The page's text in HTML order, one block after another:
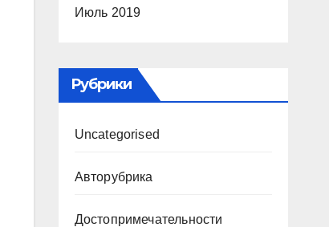
Июль 2019
Рубрики
Uncategorised
Авторубрика
Достопримечательности